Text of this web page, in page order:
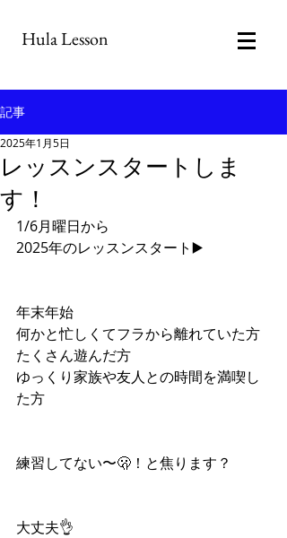
Hula Lesson
記事
レッスンスタートしま
す！
2025年1月5日
1/6月曜日から
2025年のレッスンスタート▶️
年末年始
何かと忙しくてフラから離れていた方
たくさん遊んだ方
ゆっくり家族や友人との時間を満喫し
た方
練習してない〜🫢！と焦ります？
大丈夫👌